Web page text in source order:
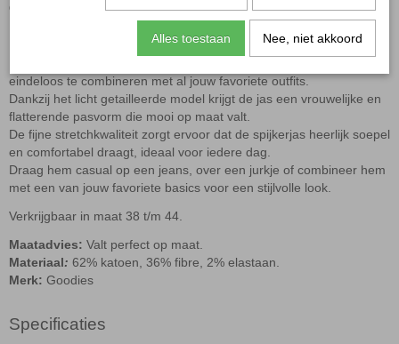
Goodies spijkerjas
De Goodies spijkerjas is een echte musthave voor dit seizoen!
eindeloos te combineren met al jouw favoriete outfits.
Dankzij het licht getailleerde model krijgt de jas een vrouwelijke en
flatterende pasvorm die mooi op maat valt.
De fijne stretchkwaliteit zorgt ervoor dat de spijkerjas heerlijk soepel
en comfortabel draagt, ideaal voor iedere dag.
Draag hem casual op een jeans, over een jurkje of combineer hem
met een van jouw favoriete basics voor een stijlvolle look.
Verkrijgbaar in maat 38 t/m 44.
Maatadvies: Valt perfect op maat.
Materiaal: 62% katoen, 36% fibre, 2% elastaan.
Merk: Goodies
Specificaties
Alles toestaan Nee, niet akkoord